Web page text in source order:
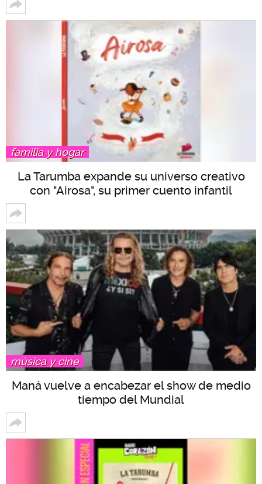
familia y hogar
La Tarumba expande su universo creativo
con "Airosa", su primer cuento infantil
música y cine
Maná vuelve a encabezar el show de medio
tiempo del Mundial